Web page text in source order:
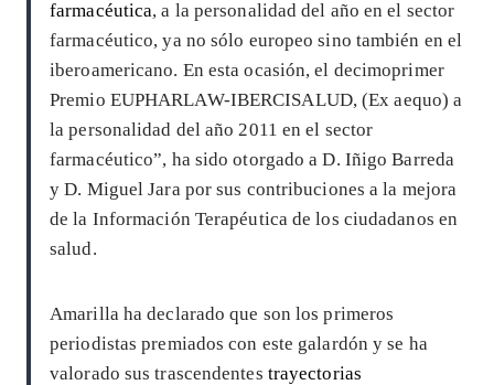
farmacéutica, a la personalidad del año en el sector
farmacéutico, ya no sólo europeo sino también en el
iberoamericano. En esta ocasión, el decimoprimer
Premio EUPHARLAW-IBERCISALUD, (Ex aequo) a
la personalidad del año 2011 en el sector
farmacéutico”, ha sido otorgado a D. Iñigo Barreda
y D. Miguel Jara por sus contribuciones a la mejora
de la Información Terapéutica de los ciudadanos en
salud.
Amarilla ha declarado que son los primeros
periodistas premiados con este galardón y se ha
valorado sus trascendentes trayectorias